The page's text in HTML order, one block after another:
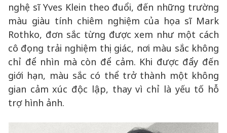
nghệ sĩ Yves Klein theo đuổi, đến những trường
màu giàu tính chiêm nghiệm của họa sĩ Mark
Rothko, đơn sắc từng được xem như một cách
cô đọng trải nghiệm thị giác, nơi màu sắc không
chỉ để nhìn mà còn để cảm. Khi được đẩy đến
giới hạn, màu sắc có thể trở thành một không
gian cảm xúc độc lập, thay vì chỉ là yếu tố hỗ
trợ hình ảnh.